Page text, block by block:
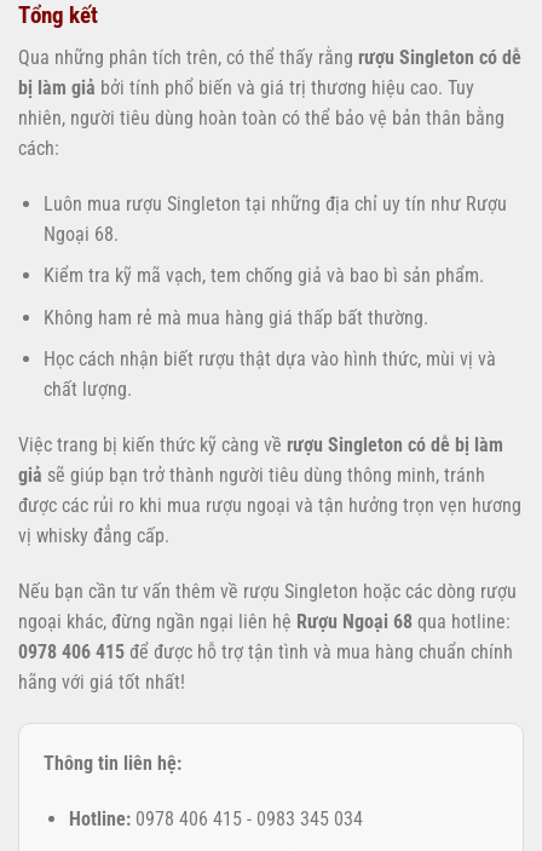
Tổng kết
Qua những phân tích trên, có thể thấy rằng rượu Singleton có dễ
bị làm giả bởi tính phổ biến và giá trị thương hiệu cao. Tuy
nhiên, người tiêu dùng hoàn toàn có thể bảo vệ bản thân bằng
cách:
Luôn mua rượu Singleton tại những địa chỉ uy tín như Rượu
Ngoại 68.
Kiểm tra kỹ mã vạch, tem chống giả và bao bì sản phẩm.
Không ham rẻ mà mua hàng giá thấp bất thường.
Học cách nhận biết rượu thật dựa vào hình thức, mùi vị và
chất lượng.
Việc trang bị kiến thức kỹ càng về rượu Singleton có dễ bị làm
giả sẽ giúp bạn trở thành người tiêu dùng thông minh, tránh
được các rủi ro khi mua rượu ngoại và tận hưởng trọn vẹn hương
vị whisky đẳng cấp.
Nếu bạn cần tư vấn thêm về rượu Singleton hoặc các dòng rượu
ngoại khác, đừng ngần ngại liên hệ Rượu Ngoại 68 qua hotline:
0978 406 415 để được hỗ trợ tận tình và mua hàng chuẩn chính
hãng với giá tốt nhất!
Thông tin liên hệ:
Hotline:0978 406 415 - 0983 345 034